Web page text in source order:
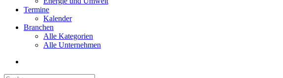
Termine
Kalender
Branchen
Alle Kategorien
Alle Unternehmen